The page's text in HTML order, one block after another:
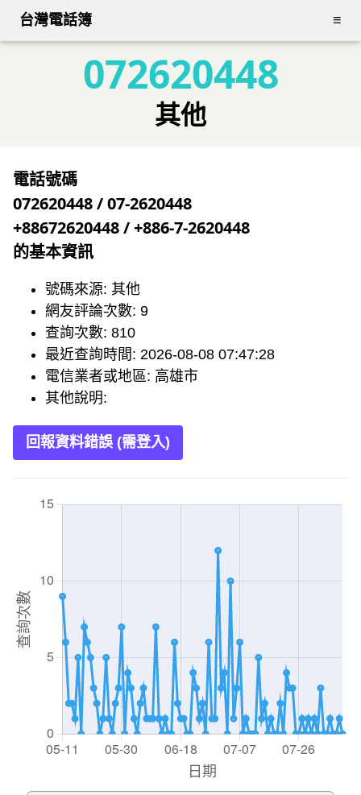
≡
台灣電話簿
072620448
其他
電話號碼
072620448 / 07-2620448
+88672620448 / +886-7-2620448
的基本資訊
號碼來源: 其他
網友評論次數: 9
查詢次數: 810
最近查詢時間: 2026-08-08 07:47:28
電信業者或地區: 高雄市
其他說明:
回報資料錯誤 (需登入)